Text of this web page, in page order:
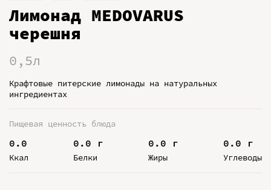
Лимонад MEDOVARUS
черешня
0,5л
Крафтовые питерские лимонады на натуральных
ингредиентах
Пищевая ценность блюда
0.0
Ккал
0.0 г
Белки
0.0 г
Жиры
0.0 г
Углеводы